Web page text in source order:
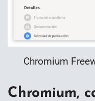
Chromium
Chromium,